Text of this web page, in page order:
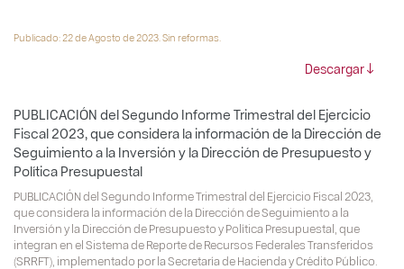
Publicado: 22 de Agosto de 2023. Sin reformas.
Descargar
PUBLICACIÓN del Segundo Informe Trimestral del Ejercicio
Fiscal 2023, que considera la información de la Dirección de
Seguimiento a la Inversión y la Dirección de Presupuesto y
Política Presupuestal
PUBLICACIÓN del Segundo Informe Trimestral del Ejercicio Fiscal 2023,
que considera la información de la Dirección de Seguimiento a la
Inversión y la Dirección de Presupuesto y Política Presupuestal, que
integran en el Sistema de Reporte de Recursos Federales Transferidos
(SRRFT), implementado por la Secretaría de Hacienda y Crédito Público.